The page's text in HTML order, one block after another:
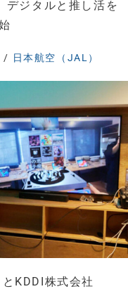
デジタルと推し活を
/ 日本航空（JAL）
KDDI株式会社